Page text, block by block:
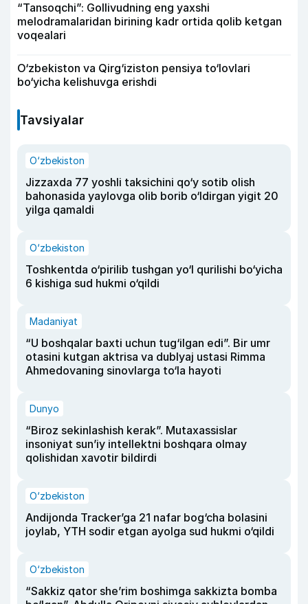
“Tansoqchi”: Gollivudning eng yaxshi
melodramalaridan birining kadr ortida qolib ketgan
voqealari
O‘zbekiston va Qirg‘iziston pensiya to‘lovlari
bo‘yicha kelishuvga erishdi
Tavsiyalar
O‘zbekiston
Jizzaxda 77 yoshli taksichini qo‘y sotib olish
bahonasida yaylovga olib borib o‘ldirgan yigit 20
yilga qamaldi
O‘zbekiston
Toshkentda o‘pirilib tushgan yo‘l qurilishi bo‘yicha
6 kishiga sud hukmi o‘qildi
Madaniyat
“U boshqalar baxti uchun tug‘ilgan edi”. Bir umr
otasini kutgan aktrisa va dublyaj ustasi Rimma
Ahmedovaning sinovlarga to‘la hayoti
Dunyo
“Biroz sekinlashish kerak”. Mutaxassislar
insoniyat sun’iy intellektni boshqara olmay
qolishidan xavotir bildirdi
O‘zbekiston
Andijonda Tracker’ga 21 nafar bog‘cha bolasini
joylab, YTH sodir etgan ayolga sud hukmi o‘qildi
O‘zbekiston
“Sakkiz qator she’rim boshimga sakkizta bomba